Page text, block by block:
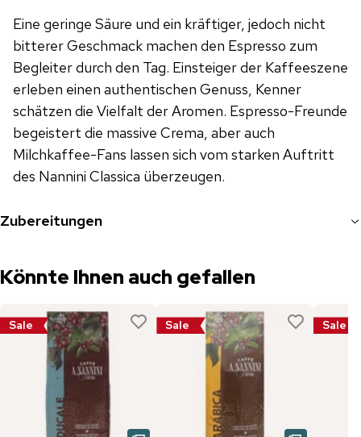
Eine geringe Säure und ein kräftiger, jedoch nicht
bitterer Geschmack machen den Espresso zum
Begleiter durch den Tag. Einsteiger der Kaffeeszene
erleben einen authentischen Genuss, Kenner
schätzen die Vielfalt der Aromen. Espresso-Freunde
begeistert die massive Crema, aber auch
Milchkaffee-Fans lassen sich vom starken Auftritt
des Nannini Classica überzeugen.
Zubereitungen
Könnte Ihnen auch gefallen
Sale Sale Sale